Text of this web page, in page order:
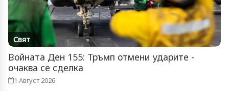
Свят
Войната Ден 155: Тръмп отмени ударите -
очаква се сделка
1 Август 2026